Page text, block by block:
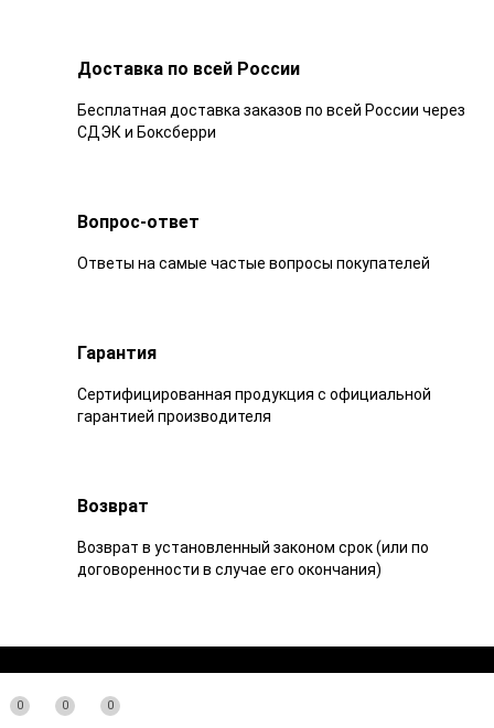
Доставка по всей России
Бесплатная доставка заказов по всей России через
СДЭК и Боксберри
Вопрос-ответ
Ответы на самые частые вопросы покупателей
Гарантия
Сертифицированная продукция с официальной
гарантией производителя
Возврат
Возврат в установленный законом срок (или по
договоренности в случае его окончания)
0 0 0